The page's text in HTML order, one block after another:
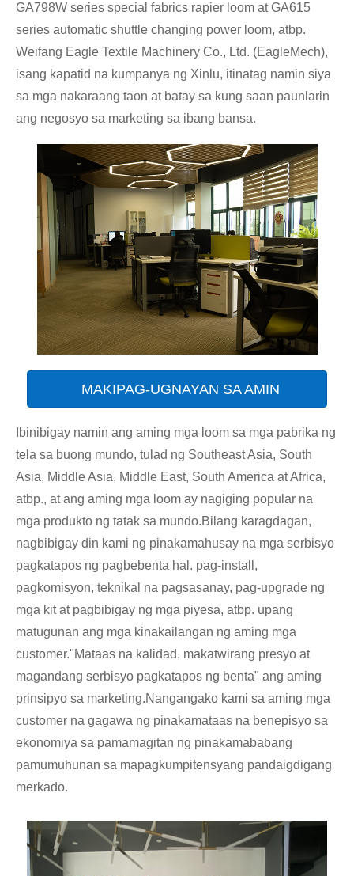
GA798W series special fabrics rapier loom at GA615
series automatic shuttle changing power loom, atbp.
Weifang Eagle Textile Machinery Co., Ltd. (EagleMech),
isang kapatid na kumpanya ng Xinlu, itinatag namin siya
sa mga nakaraang taon at batay sa kung saan paunlarin
ang negosyo sa marketing sa ibang bansa.
MAKIPAG-UGNAYAN SA AMIN
Ibinibigay namin ang aming mga loom sa mga pabrika ng
tela sa buong mundo, tulad ng Southeast Asia, South
Asia, Middle Asia, Middle East, South America at Africa,
atbp., at ang aming mga loom ay nagiging popular na
mga produkto ng tatak sa mundo.Bilang karagdagan,
nagbibigay din kami ng pinakamahusay na mga serbisyo
pagkatapos ng pagbebenta hal. pag-install,
pagkomisyon, teknikal na pagsasanay, pag-upgrade ng
mga kit at pagbibigay ng mga piyesa, atbp. upang
matugunan ang mga kinakailangan ng aming mga
customer."Mataas na kalidad, makatwirang presyo at
magandang serbisyo pagkatapos ng benta" ang aming
prinsipyo sa marketing.Nangangako kami sa aming mga
customer na gagawa ng pinakamataas na benepisyo sa
ekonomiya sa pamamagitan ng pinakamababang
pamumuhunan sa mapagkumpitensyang pandaigdigang
merkado.